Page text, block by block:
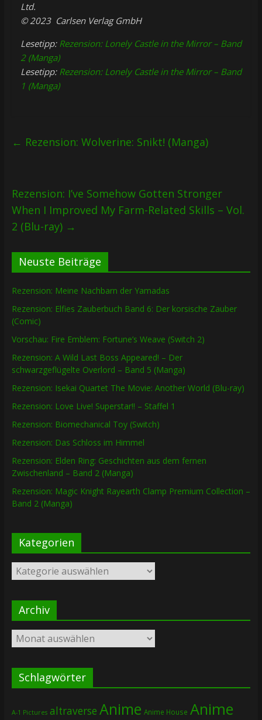
Ltd.
© 2023 Carlsen Verlag GmbH
Lesetipp: Rezension: Lonely Castle in the Mirror – Band
2 (Manga)
Lesetipp: Rezension: Lonely Castle in the Mirror – Band
1 (Manga)
← Rezension: Wolverine: Snikt! (Manga)
Rezension: I’ve Somehow Gotten Stronger
When I Improved My Farm-Related Skills – Vol.
2 (Blu-ray) →
Neuste Beiträge
Rezension: Meine Nachbarn der Yamadas
Rezension: Elfies Zauberbuch Band 6: Der korsische Zauber
(Comic)
Vorschau: Fire Emblem: Fortune’s Weave (Switch 2)
Rezension: A Wild Last Boss Appeared! – Der
schwarzgeflügelte Overlord – Band 5 (Manga)
Rezension: Isekai Quartet The Movie: Another World (Blu-ray)
Rezension: Love Live! Superstar!! – Staffel 1
Rezension: Biomechanical Toy (Switch)
Rezension: Das Schloss im Himmel
Rezension: Elden Ring: Geschichten aus dem fernen
Zwischenland – Band 2 (Manga)
Rezension: Magic Knight Rayearth Clamp Premium Collection –
Band 2 (Manga)
Kategorien
Kategorien
Archiv
Archiv
Schlagwörter
A-1 Pictures altraverse Anime Anime House Anime